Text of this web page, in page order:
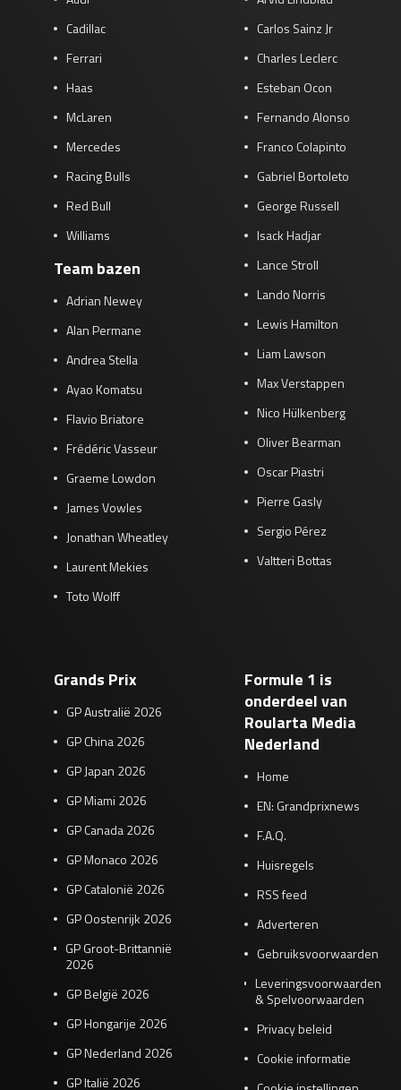
Cadillac
Ferrari
Haas
McLaren
Mercedes
Racing Bulls
Red Bull
Williams
Team bazen
Adrian Newey
Alan Permane
Andrea Stella
Ayao Komatsu
Flavio Briatore
Frédéric Vasseur
Graeme Lowdon
James Vowles
Jonathan Wheatley
Laurent Mekies
Toto Wolff
Carlos Sainz Jr
Charles Leclerc
Esteban Ocon
Fernando Alonso
Franco Colapinto
Gabriel Bortoleto
George Russell
Isack Hadjar
Lance Stroll
Lando Norris
Lewis Hamilton
Liam Lawson
Max Verstappen
Nico Hülkenberg
Oliver Bearman
Oscar Piastri
Pierre Gasly
Sergio Pérez
Valtteri Bottas
Grands Prix
GP Australië 2026
GP China 2026
GP Japan 2026
GP Miami 2026
GP Canada 2026
GP Monaco 2026
GP Catalonië 2026
GP Oostenrijk 2026
GP Groot-Brittannië
2026
GP België 2026
GP Hongarije 2026
GP Nederland 2026
GP Italië 2026
Formule 1 is
onderdeel van
Roularta Media
Nederland
Home
EN: Grandprixnews
F.A.Q.
Huisregels
RSS feed
Adverteren
Gebruiksvoorwaarden
Leveringsvoorwaarden
& Spelvoorwaarden
Privacy beleid
Cookie informatie